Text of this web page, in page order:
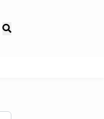
dengan Dinasti